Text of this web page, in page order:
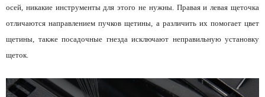
осей, никакие инструменты для этого не нужны. Правая и левая щеточка
отличаются направлением пучков щетины, а различить их помогает цвет
щетины, также посадочные гнезда исключают неправильную установку
щеток.